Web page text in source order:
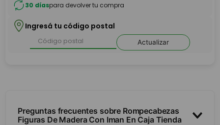
30 díaspara devolver tu compra
Ingresá tu código postal
Actualizar
Preguntas frecuentes sobre Rompecabezas
Figuras De Madera Con Iman En Caja Tienda